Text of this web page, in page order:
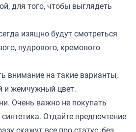
для того, чтобы выглядеть
изящно будут смотреться
пудрового, кремового
внимание на такие варианты,
и жемчужный цвет.
Очень важно не покупать
Отдайте предпочтение